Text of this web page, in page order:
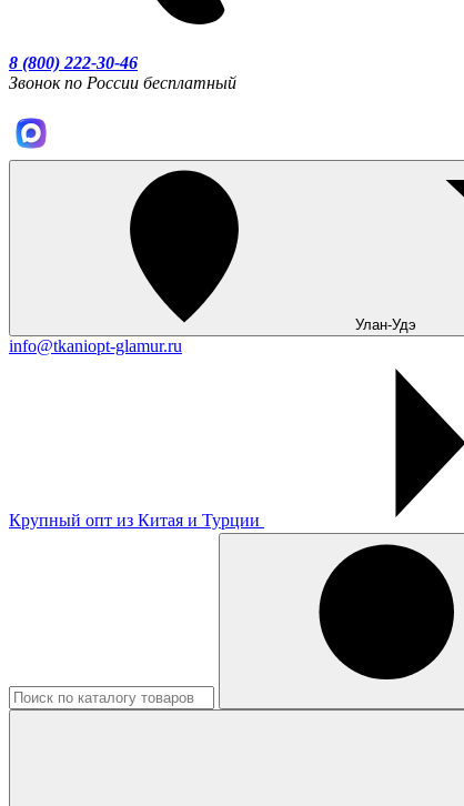
8 (800) 222-30-46
Звонок по России бесплатный
Улан-Удэ
info@tkaniopt-glamur.ru
Крупный опт из Китая и Турции